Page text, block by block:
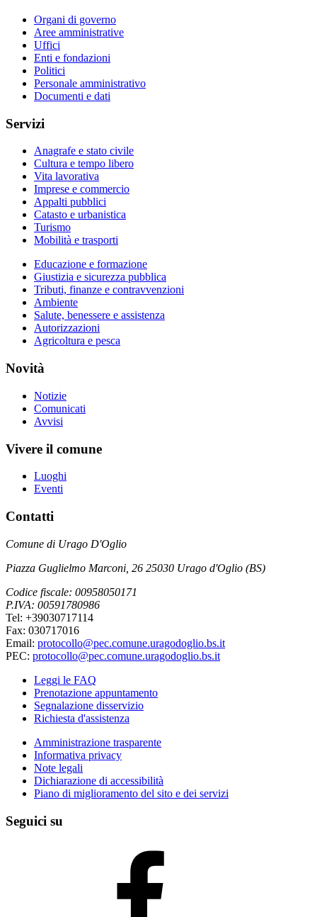
Organi di governo
Aree amministrative
Uffici
Enti e fondazioni
Politici
Personale amministrativo
Documenti e dati
Servizi
Anagrafe e stato civile
Cultura e tempo libero
Vita lavorativa
Imprese e commercio
Appalti pubblici
Catasto e urbanistica
Turismo
Mobilità e trasporti
Educazione e formazione
Giustizia e sicurezza pubblica
Tributi, finanze e contravvenzioni
Ambiente
Salute, benessere e assistenza
Autorizzazioni
Agricoltura e pesca
Novità
Notizie
Comunicati
Avvisi
Vivere il comune
Luoghi
Eventi
Contatti
Comune di Urago D'Oglio
Piazza Guglielmo Marconi, 26 25030 Urago d'Oglio (BS)
Codice fiscale: 00958050171
P.IVA: 00591780986
Tel: +39030717114
Fax: 030717016
Email: protocollo@pec.comune.uragodoglio.bs.it
PEC: protocollo@pec.comune.uragodoglio.bs.it
Leggi le FAQ
Prenotazione appuntamento
Segnalazione disservizio
Richiesta d'assistenza
Amministrazione trasparente
Informativa privacy
Note legali
Dichiarazione di accessibilità
Piano di miglioramento del sito e dei servizi
Seguici su